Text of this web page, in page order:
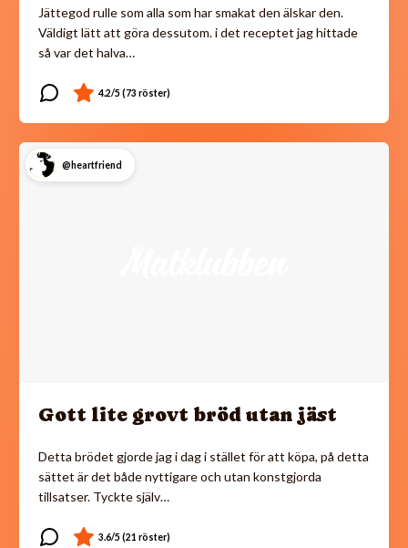
Jättegod rulle som alla som har smakat den älskar den.
Väldigt lätt att göra dessutom. i det receptet jag hittade
så var det halva…
@heartfriend
Gott lite grovt bröd utan jäst
Detta brödet gjorde jag i dag i stället för att köpa, på detta
sättet är det både nyttigare och utan konstgjorda
tillsatser. Tyckte själv…